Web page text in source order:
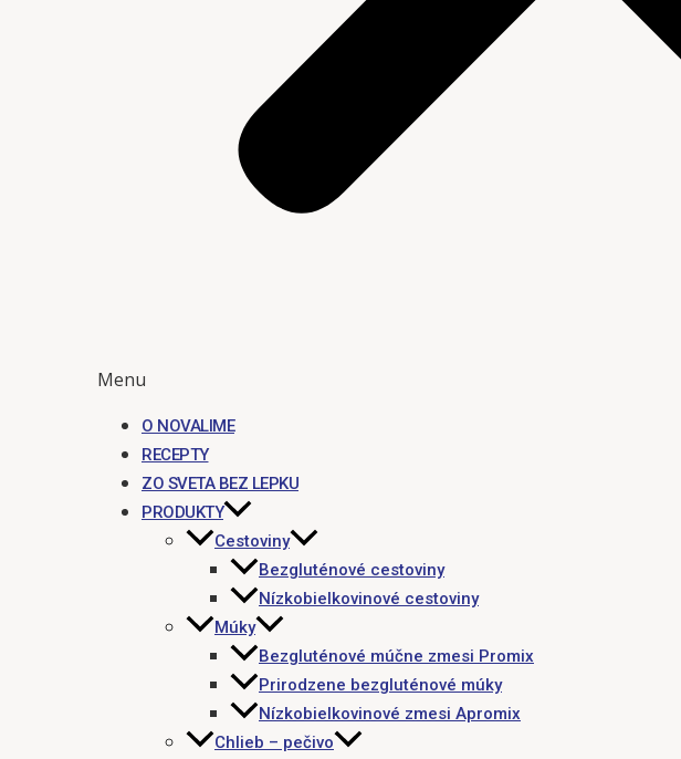
Menu
O NOVALIME
RECEPTY
ZO SVETA BEZ LEPKU
PRODUKTY
Cestoviny
Bezgluténové cestoviny
Nízkobielkovinové cestoviny
Múky
Bezgluténové múčne zmesi Promix
Prirodzene bezgluténové múky
Nízkobielkovinové zmesi Apromix
Chlieb – pečivo